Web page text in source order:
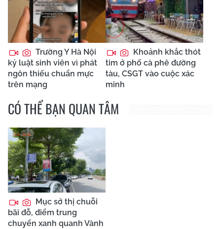
Trường Y Hà Nội
kỷ luật sinh viên vì phát
ngôn thiếu chuẩn mực
trên mạng
Khoảnh khắc thót
tim ở phố cà phê đường
tàu, CSGT vào cuộc xác
minh
CÓ THỂ BẠN QUAN TÂM
Mục sở thị chuỗi
bãi đỗ, điểm trung
chuyển xanh quanh Vành